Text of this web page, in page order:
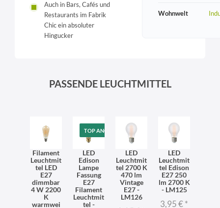
Auch in Bars, Cafés und
Restaurants im Fabrik
Chic ein absoluter
Hingucker
Wohnwelt
PASSENDE LEUCHTMITTEL
Filament
Leuchtmit
tel LED
E27
dimmbar
4 W 2200
K
warmwei
TOP ANGEBOT
LED
Edison
Lampe
Fassung
E27
Filament
Leuchtmit
tel -
LED
Leuchtmit
tel 2700 K
470 lm
Vintage
E27 -
LM126
LED
Leuchtmit
tel Edison
E27 250
lm 2700 K
- LM125
3,95 €*